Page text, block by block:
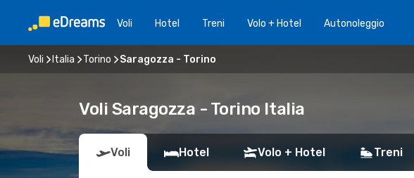
Voli Hotel Treni Volo + Hotel Autonoleggio
Voli Italia Torino Saragozza - Torino
Voli Saragozza - Torino Italia
Voli Hotel Volo + Hotel Treni